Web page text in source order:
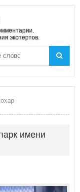
экспертов.
имени